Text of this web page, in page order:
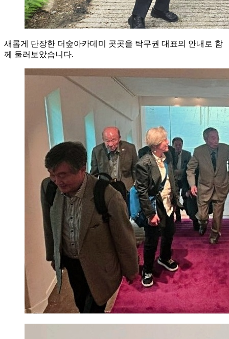
새롭게 단장한 더숲아카데미 곳곳을 탁무권 대표의 안내로 함
께 둘러보았습니다.